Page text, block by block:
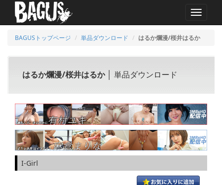
MENU
BAGUSトップページ 単品ダウンロード はるか爛漫/桜井はるか
はるか爛漫/桜井はるか│ 単品ダウンロード
I-Girl